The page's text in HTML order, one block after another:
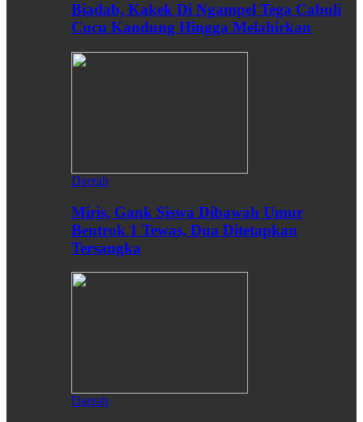
Biadab, Kakek Di Ngampel Tega Cabuli
Cucu Kandung Hingga Melahirkan
Daerah
Miris, Gank Siswa Dibawah Umur
Bentrok 1 Tewas, Dua Ditetapkan
Tersangka
Daerah